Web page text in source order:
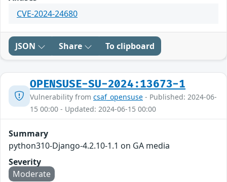
CVE-2024-24680
JSON Share To clipboard
OPENSUSE-SU-2024:13673-1
Vulnerability from csaf_opensuse - Published: 2024-06-
15 00:00 - Updated: 2024-06-15 00:00
Summary
python310-Django-4.2.10-1.1 on GA media
Severity
Moderate